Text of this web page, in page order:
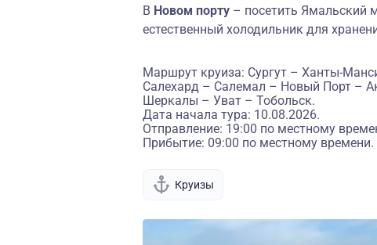
В Новом порту – посетить Ямальский
естественный холодильник для
Маршрут круиза: Сургут – Ханты-
Салехард – Салемал – Новый Порт –
Шеркалы – Уват – Тобольск.
Дата начала тура: 10.08.2026.
Отправление: 19:00 по местному
Прибытие: 09:00 по местному времени.
Круизы